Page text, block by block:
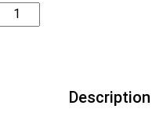
بیایید
فلسفه
Description